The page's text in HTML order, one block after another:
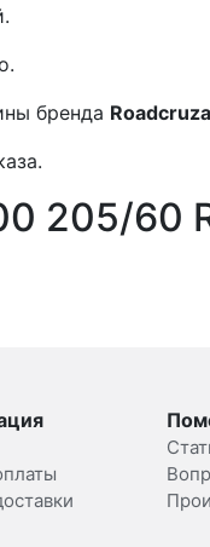
бренда Roadcruza
205/60